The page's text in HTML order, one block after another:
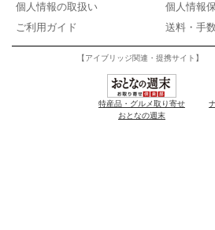
個人情報の取扱い
個人情報
ご利用ガイド
送料・手
【アイブリッジ関連・提携サイト】
特産品・グルメ取り寄せ
おとなの週末